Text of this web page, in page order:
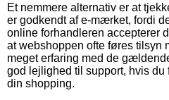
Et nemmere alternativ er at
er godkendt af e-mærket, fordi
online forhandleren accepterer
at webshoppen ofte føres tilsyn
meget erfaring med de
god lejlighed til support, hvis du
din shopping.